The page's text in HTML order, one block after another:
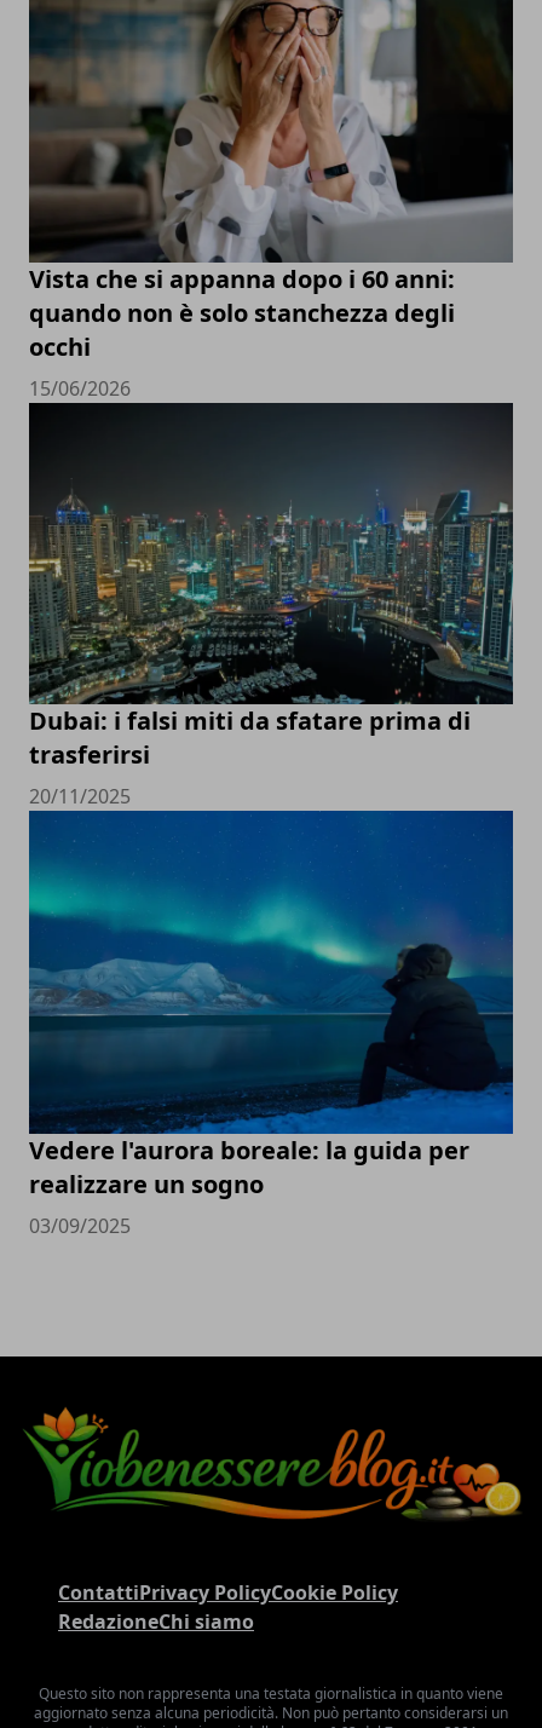
Vista che si appanna dopo i 60 anni:
quando non è solo stanchezza degli
occhi
15/06/2026
Dubai: i falsi miti da sfatare prima di
trasferirsi
20/11/2025
Vedere l'aurora boreale: la guida per
realizzare un sogno
03/09/2025
ContattiPrivacy PolicyCookie Policy
RedazioneChi siamo
Questo sito non rappresenta una testata giornalistica in quanto viene
aggiornato senza alcuna periodicità. Non può pertanto considerarsi un